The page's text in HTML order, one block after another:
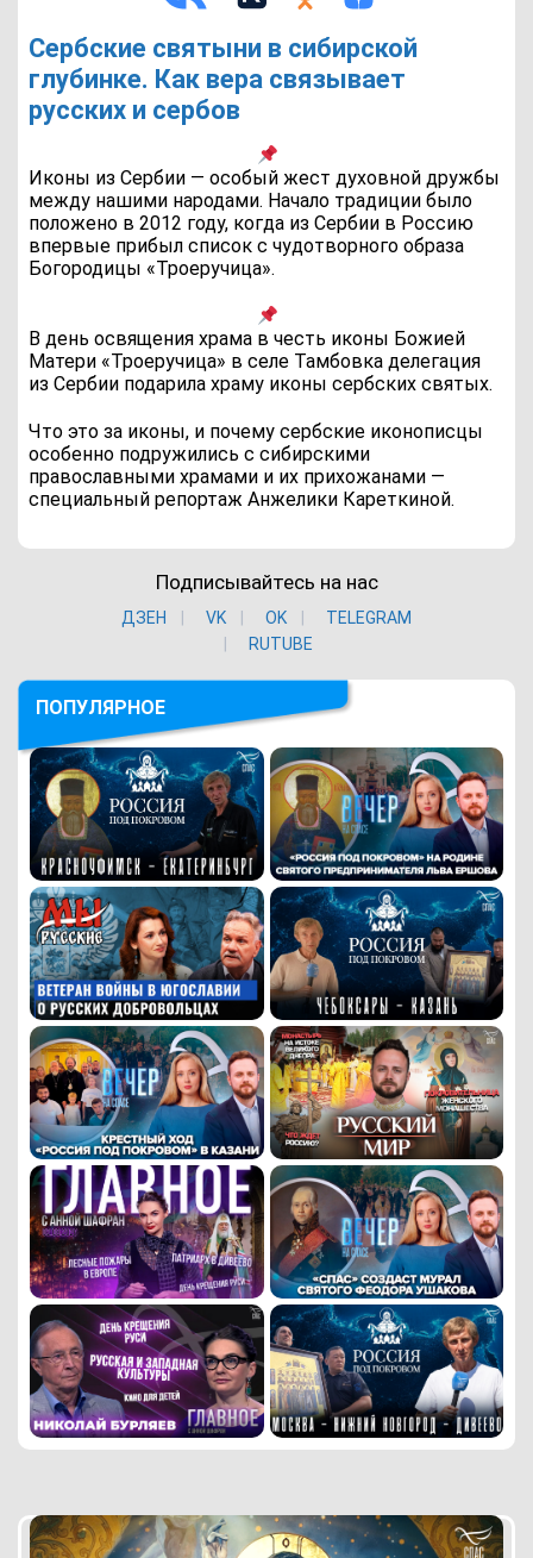
Сербские святыни в сибирской
глубинке. Как вера связывает
русских и сербов
Иконы из Сербии — особый жест духовной дружбы
между нашими народами. Начало традиции было
положено в 2012 году, когда из Сербии в Россию
впервые прибыл список с чудотворного образа
Богородицы «Троеручица».
В день освящения храма в честь иконы Божией
Матери «Троеручица» в селе Тамбовка делегация
из Сербии подарила храму иконы сербских святых.
Что это за иконы, и почему сербские иконописцы
особенно подружились с сибирскими
православными храмами и их прихожанами —
специальный репортаж Анжелики Кареткиной.
Подписывайтесь на нас
ДЗЕН VK ОK
TELEGRAM
RUTUBE
ПОПУЛЯРНОЕ